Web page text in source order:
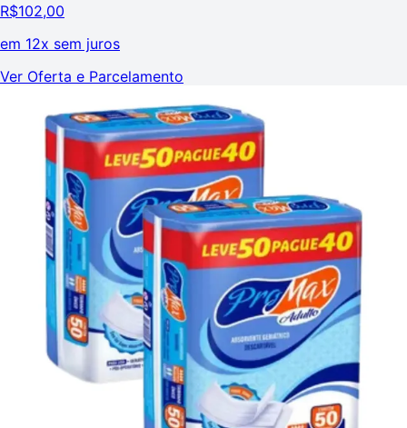
R$102,00
em 12x sem juros
Ver Oferta e Parcelamento